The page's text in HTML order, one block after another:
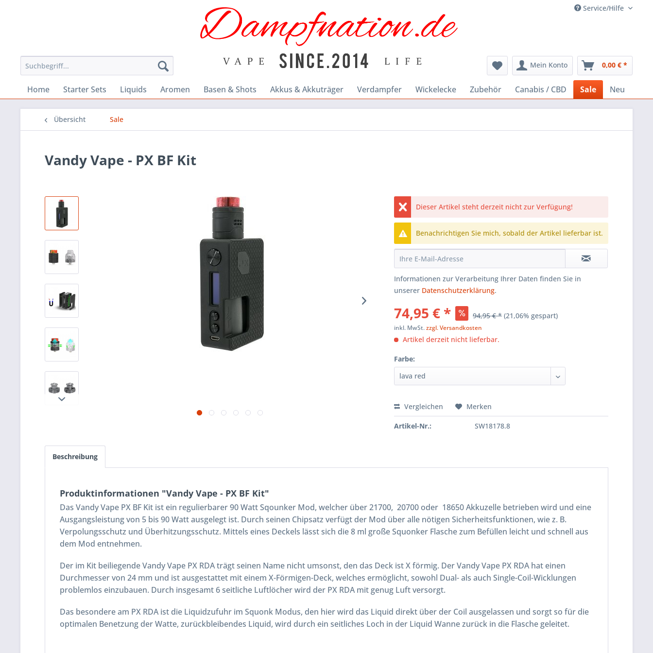
Service/Hilfe
Mein Konto 0,00 € *
Home Starter Sets Liquids Aromen Basen & Shots Akkus & Akkuträger Verdampfer Wickelecke Zubehör Canabis / CBD Sale Neu
Übersicht Sale
Vandy Vape - PX BF Kit
Dieser Artikel steht derzeit nicht zur Verfügung!
Benachrichtigen Sie mich, sobald der Artikel lieferbar ist.
Informationen zur Verarbeitung Ihrer Daten finden Sie in
unserer Datenschutzerklärung.
74,95 € * 94,95 € * (21,06% gespart)
inkl. MwSt.zzgl. Versandkosten
Artikel derzeit nicht lieferbar.
Farbe:
Vergleichen Merken
Artikel-Nr.: SW18178.8
Beschreibung
Produktinformationen "Vandy Vape - PX BF Kit"
Das Vandy Vape PX BF Kit ist ein regulierbarer 90 Watt Sqounker Mod, welcher über 21700, 20700 oder 18650 Akkuzelle betrieben wird und eine
Ausgangsleistung von 5 bis 90 Watt ausgelegt ist. Durch seinen Chipsatz verfügt der Mod über alle nötigen Sicherheitsfunktionen, wie z. B.
Verpolungsschutz und Überhitzungsschutz. Mittels eines Deckels lässt sich die 8 ml große Squonker Flasche zum Befüllen leicht und schnell aus
dem Mod entnehmen.
Der im Kit beiliegende Vandy Vape PX RDA trägt seinen Name nicht umsonst, den das Deck ist X förmig. Der Vandy Vape PX RDA hat einen
Durchmesser von 24 mm und ist ausgestattet mit einem X-Förmigen-Deck, welches ermöglicht, sowohl Dual- als auch Single-Coil-Wicklungen
problemlos einzubauen. Durch insgesamt 6 seitliche Luftlöcher wird der PX RDA mit genug Luft versorgt.
Das besondere am PX RDA ist die Liquidzufuhr im Squonk Modus, den hier wird das Liquid direkt über der Coil ausgelassen und sorgt so für die
optimalen Benetzung der Watte, zurückbleibendes Liquid, wird durch ein seitliches Loch in der Liquid Wanne zurück in die Flasche geleitet.